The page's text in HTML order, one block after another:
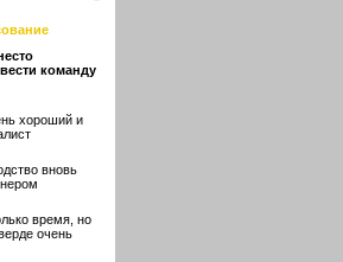
команду
хороший и
вновь
время, но
очень